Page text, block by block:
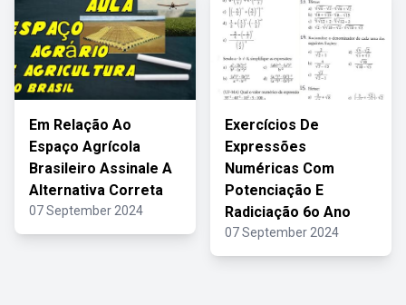
Em Relação Ao
Espaço Agrícola
Brasileiro Assinale A
Alternativa Correta
07 September 2024
Exercícios De
Expressões
Numéricas Com
Potenciação E
Radiciação 6o Ano
07 September 2024